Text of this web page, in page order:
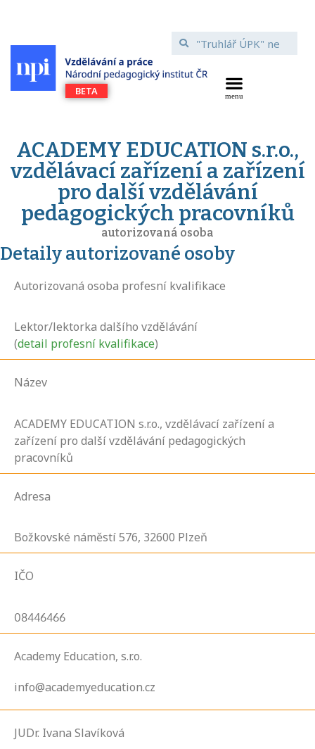
ACADEMY EDUCATION s.r.o.,
vzdělávací zařízení a zařízení
pro další vzdělávání
pedagogických pracovníků
autorizovaná osoba
Detaily autorizované osoby
Autorizovaná osoba profesní kvalifikace
Lektor/lektorka dalšího vzdělávání
(detail profesní kvalifikace)
Název
ACADEMY EDUCATION s.r.o., vzdělávací zařízení a
zařízení pro další vzdělávání pedagogických
pracovníků
Adresa
Božkovské náměstí576, 32600 Plzeň
IČO
08446466
Academy Education, s.r.o.
info@academyeducation.cz
JUDr. Ivana Slavíková